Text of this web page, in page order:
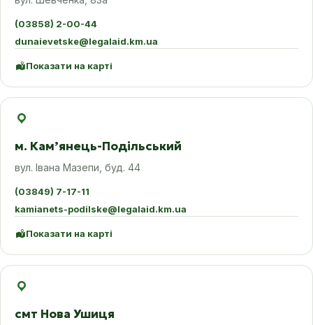
(03858) 2-00-44
dunaievetske@legalaid.km.ua
Показати на карті
м. Камʼянець-Подільський
вул. Івана Мазепи, буд. 44
(03849) 7-17-11
kamianets-podilske@legalaid.km.ua
Показати на карті
смт Нова Ушиця